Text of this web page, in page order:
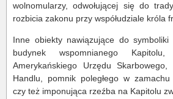
wolnomularzy, odwołującej się do
rozbicia zakonu przy współudziale króla
Inne obiekty nawiązujące do
budynek wspomnianego
Amerykańskiego Urzędu Skarbowego,
Handlu, pomnik poległego w zamachu
czy też imponująca rzeźba na Kapitolu